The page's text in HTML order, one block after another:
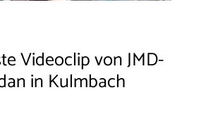
Videoclip von JMD-
in Kulmbach